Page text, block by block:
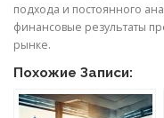
подхода и постоянного
финансовые результаты
рынке.
Похожие Записи: